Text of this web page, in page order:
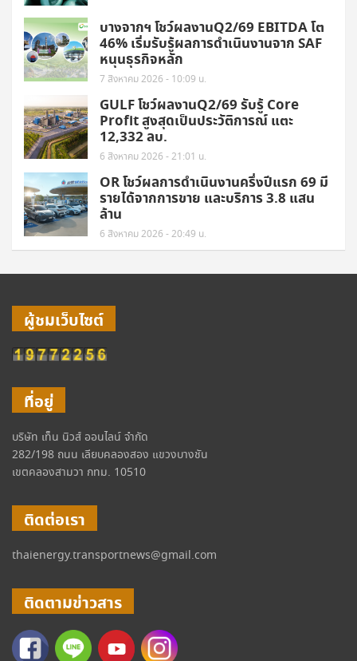
บางจากฯ โชว์ผลงานQ2/69 EBITDA โต
46% เริ่มรับรู้ผลการดำเนินงานจาก SAF
หนุนธุรกิจหลัก
7 สิงหาคม 2026 - 10:09 น.
GULF โชว์ผลงานQ2/69 รับรู้ Core
Profit สูงสุดเป็นประวัติการณ์ แตะ
12,332 ลบ.
6 สิงหาคม 2026 - 21:01 น.
OR โชว์ผลการดำเนินงานครึ่งปีแรก 69 มี
รายได้จากการขาย และบริการ 3.8 แสน
ล้าน
6 สิงหาคม 2026 - 20:49 น.
ผู้ชมเว็บไซต์
ที่อยู่
บริษัท เท็น นิวส์ ออนไลน์ จำกัด
282/198 ถนน เลียบคลองสอง แขวงบางชัน
เขตคลองสามวา กทม. 10510
ติดต่อเรา
thaienergy.transportnews@gmail.com
ติดตามข่าวสาร